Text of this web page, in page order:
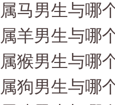
属马男生与哪
属羊男生与哪
属猴男生与哪
属狗男生与哪